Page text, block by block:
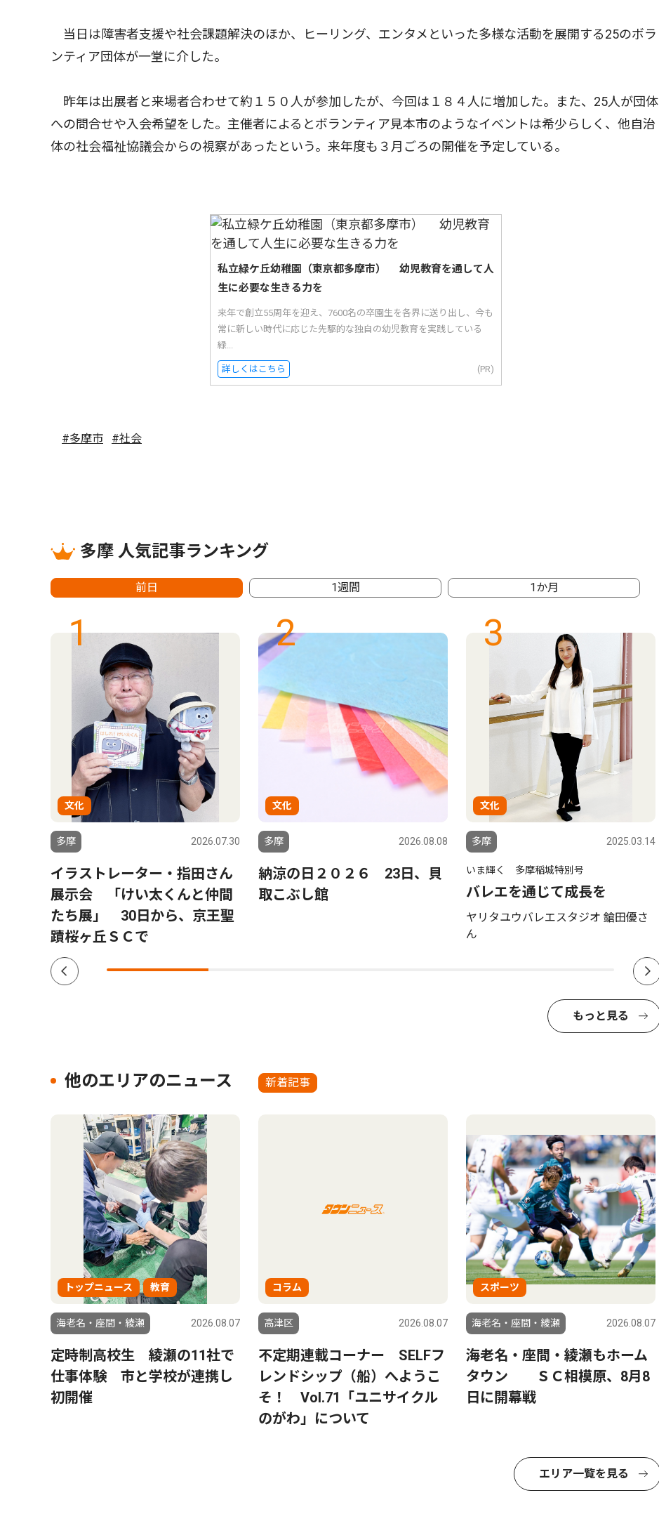
当日は障害者支援や社会課題解決のほか、ヒーリング、エンタメといった多様な活動を展開する25のボラ
ンティア団体が一堂に介した。
昨年は出展者と来場者合わせて約１５０人が参加したが、今回は１８４人に増加した。また、25人が団体
への問合せや入会希望をした。主催者によるとボランティア見本市のようなイベントは希少らしく、他自治
体の社会福祉協議会からの視察があったという。来年度も３月ごろの開催を予定している。
私立緑ケ丘幼稚園（東京都多摩市） 幼児教育を通して人
生に必要な生きる力を
来年で創立55周年を迎え、7600名の卒園生を各界に送り出し、今も
常に新しい時代に応じた先駆的な独自の幼児教育を実践している
緑...
詳しくはこちら (PR)
#多摩市 #社会
多摩 人気記事ランキング
前日 1週間 1か月
1
文化
多摩 2026.07.30
イラストレーター・指田さん
展示会 「けい太くんと仲間
たち展」 30日から、京王聖
蹟桜ヶ丘ＳＣで
2
文化
多摩 2026.08.08
納涼の日２０２６ 23日、貝
取こぶし館
3
文化
多摩 2025.03.14
いま輝く 多摩稲城特別号
バレエを通じて成長を
ヤリタユウバレエスタジオ 鎗田優さ
ん
もっと見る
他のエリアのニュース 新着記事
トップニュース 教育
海老名・座間・綾瀬 2026.08.07
定時制高校生 綾瀬の11社で
仕事体験 市と学校が連携し
初開催
コラム
高津区 2026.08.07
不定期連載コーナー SELFフ
レンドシップ（船）へようこ
そ！ Vol.71「ユニサイクル
のがわ」について
スポーツ
海老名・座間・綾瀬 2026.08.07
海老名・座間・綾瀬もホーム
タウン ＳＣ相模原、8月8
日に開幕戦
エリア一覧を見る